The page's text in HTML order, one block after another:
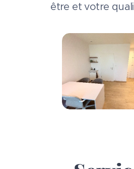
être et votre